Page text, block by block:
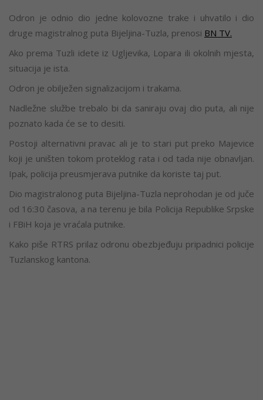
Odron je odnio dio jedne kolovozne trake i uhvatilo i dio
druge magistralnog puta Bijeljina-Tuzla, prenosi BN TV.
Ako prema Tuzli idete iz Ugljevika, Lopara ili okolnih mjesta,
situacija je ista.
Odron je obilježen signalizacijom i trakama.
Nadležne službe trebalo bi da saniraju ovaj dio puta, ali nije
poznato kada će se to desiti.
Postoji alternativni pravac ali je to stari put preko Majevice
koji je uništen tokom proteklog rata i od tada nije obnavljan.
Ipak, policija preusmjerava putnike da koriste taj put.
Dio magistralonog puta Bijeljina-Tuzla neprohodan je od juče
od 16:30 časova, a na terenu je bila Policija Republike Srpske
i FBiH koja je vraćala putnike.
Kako piše RTRS prilaz odronu obezbjeđuju pripadnici policije
Tuzlanskog kantona.